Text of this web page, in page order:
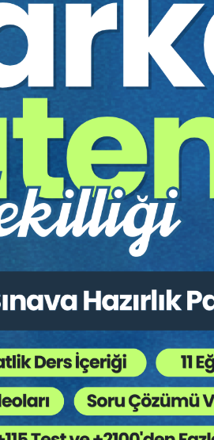
Sözleşmeler Hukuku ,
Kasım 2017 tarihlerinde
problemlere değinilmiş
NİTELİĞİ
Etme